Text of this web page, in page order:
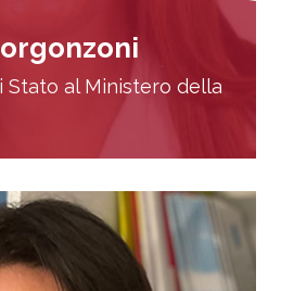
al Ministero della